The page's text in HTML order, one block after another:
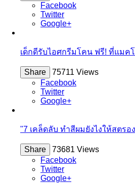
Facebook
Twitter
Google+
เด็กดีรับไอศกรีมโคน ฟรี! ที่แมค
Share
75711 Views
Facebook
Twitter
Google+
"7 เคล็ดลับ ทำสีผมยังไงให้สตรอ
Share
73681 Views
Facebook
Twitter
Google+